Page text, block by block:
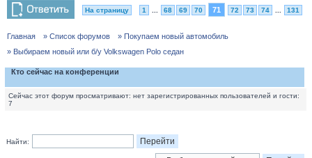
На страницу 1 68 69 70 71 72 73 74 131
Главная » Список форумов
» Покупаем новый автомобиль
» Выбираем новый или б/у Volkswagen Polo седан
Кто сейчас на конференции
Сейчас этот форум просматривают: нет зарегистрированных пользователей и гости:
7
Найти: